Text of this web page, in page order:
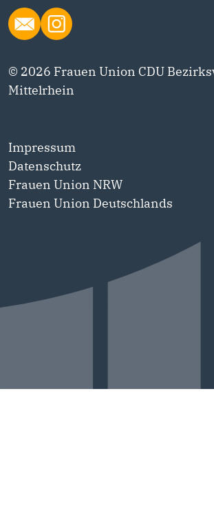
© 2026 Frauen Union CDU
Mittelrhein
Impressum
Datenschutz
Frauen Union NRW
Frauen Union Deutschlands